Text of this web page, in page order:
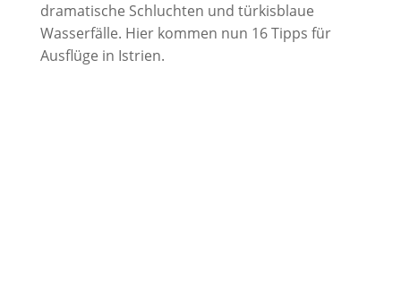
dramatische Schluchten und türkisblaue
Wasserfälle. Hier kommen nun 16 Tipps für
Ausflüge in Istrien.